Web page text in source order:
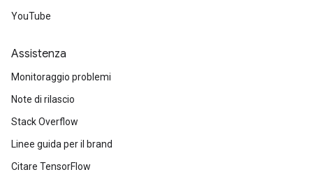
YouTube
Assistenza
Monitoraggio problemi
Note di rilascio
Stack Overflow
Linee guida per il brand
Citare TensorFlow